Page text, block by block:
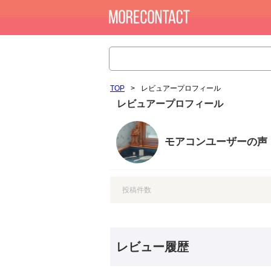
TOP > レビュアープロフィール
レビュアープロフィール
モアコンユーザーの声
投稿件数
レビュー履歴